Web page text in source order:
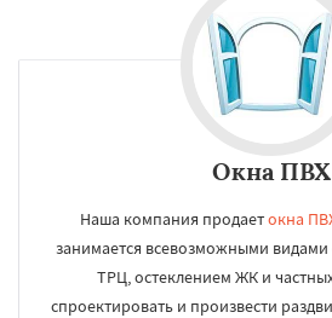
Окна ПВХ
Наша компания продаетокна
занимается всевозможными видами
ТРЦ, остеклением ЖК и
спроектировать и произвести